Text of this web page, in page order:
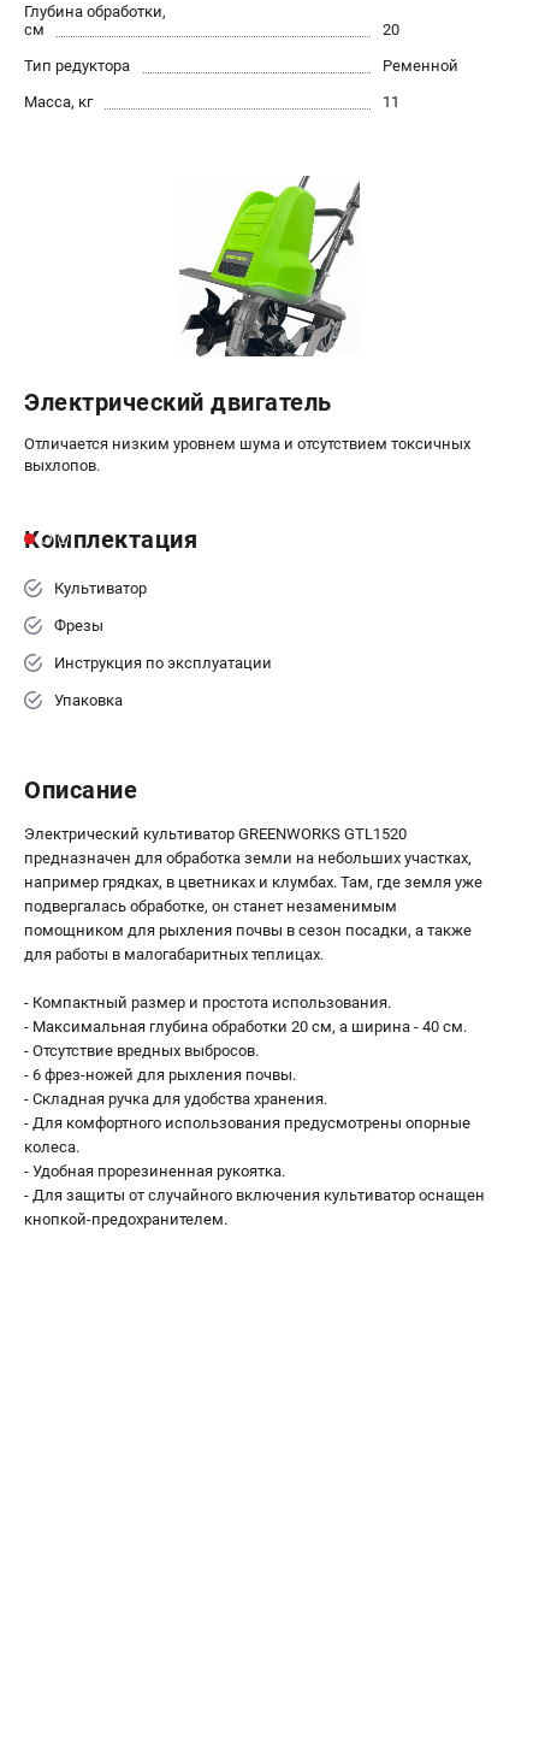
Мойки АВД
Газонокосилки-роботы
Триммеры
Снегоуборщики
Пилы циркулярные
Пылесосы аккумуляторные
Фонари
Шлифмашины орбитальные
Шлифмашины угловые
Зарядные устройства
Принадлежности для цепных пил
Принадлежности для триммеров
+7 (812) 336-63-08
Информация размещённая на сайте не является публичной
офертой.
Режим работы колл-центра:
сб - с 10:00 до 16:00
вс - выходной
ЗАКАЗ ЗАПЧАСТЕЙ
+7 (8112) 59-10-67
zakaz@gworks-market.ru
Глубина обработки,
см
20
Тип редуктора
Ременной
Масса, кг
11
Электрический двигатель
Отличается низким уровнем шума и отсутствием токсичных
выхлопов.
Комплектация
Культиватор
Фрезы
Инструкция по эксплуатации
Упаковка
Описание
Электрический культиватор GREENWORKS GTL1520
предназначен для обработка земли на небольших участках,
например грядках, в цветниках и клумбах. Там, где земля уже
подвергалась обработке, он станет незаменимым
помощником для рыхления почвы в сезон посадки, а также
для работы в малогабаритных теплицах.
- Компактный размер и простота использования.
- Максимальная глубина обработки 20 см, а ширина - 40 см.
- Отсутствие вредных выбросов.
- 6 фрез-ножей для рыхления почвы.
- Складная ручка для удобства хранения.
- Для комфортного использования предусмотрены опорные
колеса.
- Удобная прорезиненная рукоятка.
- Для защиты от случайного включения культиватор оснащен
кнопкой-предохранителем.